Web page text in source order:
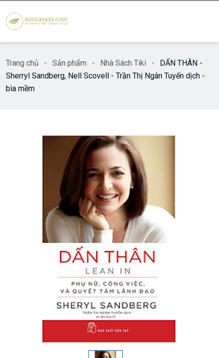
Trang chủ Sản phẩm Nhà Sách Tiki
DẤN THÂN -
Sherryl Sandberg, Nell Scovell - Trần Thị Ngân Tuyến dịch -
bìa mềm